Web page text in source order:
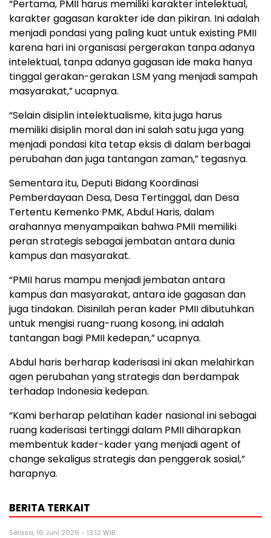
“Pertama, PMII harus memiliki karakter intelektual,
karakter gagasan karakter ide dan pikiran. Ini adalah
menjadi pondasi yang paling kuat untuk existing PMII
karena hari ini organisasi pergerakan tanpa adanya
intelektual, tanpa adanya gagasan ide maka hanya
tinggal gerakan-gerakan LSM yang menjadi sampah
masyarakat,” ucapnya.
“Selain disiplin intelektualisme, kita juga harus
memiliki disiplin moral dan ini salah satu juga yang
menjadi pondasi kita tetap eksis di dalam berbagai
perubahan dan juga tantangan zaman,” tegasnya.
Sementara itu, Deputi Bidang Koordinasi
Pemberdayaan Desa, Desa Tertinggal, dan Desa
Tertentu Kemenko PMK, Abdul Haris, dalam
arahannya menyampaikan bahwa PMII memiliki
peran strategis sebagai jembatan antara dunia
kampus dan masyarakat.
“PMII harus mampu menjadi jembatan antara
kampus dan masyarakat, antara ide gagasan dan
juga tindakan. Disinilah peran kader PMII dibutuhkan
untuk mengisi ruang-ruang kosong, ini adalah
tantangan bagi PMII kedepan,” ucapnya.
Abdul haris berharap kaderisasi ini akan melahirkan
agen perubahan yang strategis dan berdampak
terhadap Indonesia kedepan.
“Kami berharap pelatihan kader nasional ini sebagai
ruang kaderisasi tertinggi dalam PMII diharapkan
membentuk kader-kader yang menjadi agent of
change sekaligus strategis dan penggerak sosial,”
harapnya.
BERITA TERKAIT
Selasa, 16 Juni 2026 - 13:12 WIB